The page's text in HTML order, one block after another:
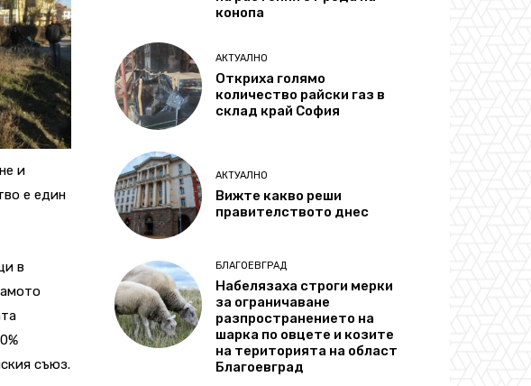
и
е един
в
съюз.
конопа
АКТУАЛНО
Откриха голямо
количество райски газ в
склад край София
АКТУАЛНО
Вижте какво реши
правителството днес
БЛАГОЕВГРАД
Набелязаха строги мерки
за ограничаване
разпространението на
шарка по овцете и козите
на територията на област
Благоевград